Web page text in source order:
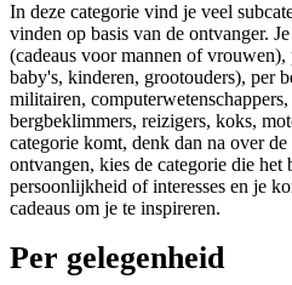
In deze categorie vind je veel
vinden op basis van de ontvanger.
(cadeaus voor mannen of
baby's, kinderen, grootouders), per
militairen,
bergbeklimmers, reizigers, koks,
categorie komt, denk dan na over
ontvangen, kies de categorie die het
persoonlijkheid of interesses en je
cadeaus om je te inspireren.
Per gelegenheid